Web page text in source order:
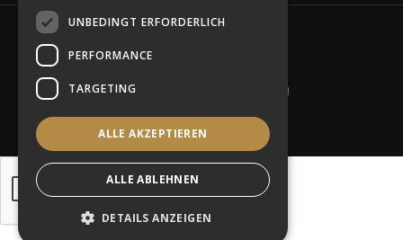
SOCIAL MEDIA
Ich will Hochzeitspoet werden
UNBEDINGT ERFORDERLICH
PERFORMANCE
TARGETING
ALLE AKZEPTIEREN
ALLE ABLEHNEN
DETAILS ANZEIGEN